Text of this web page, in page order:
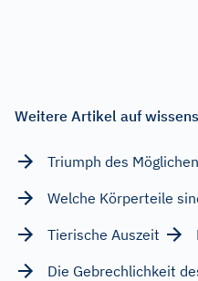
Weitere Artikel auf
Triumph des Möglichen
Welche Körperteile
Tierische Auszeit
Die Gebrechlichkeit